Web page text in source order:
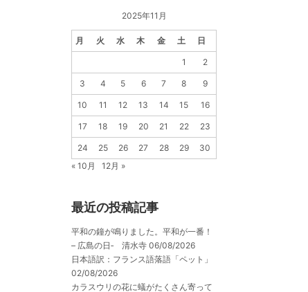
2025年11月
月 火 水 木 金 土 日
1 2
3 4 5 6 7 8 9
10 11 12 13 14 15 16
17 18 19 20 21 22 23
24 25 26 27 28 29
30
« 10月
12月 »
最近の投稿記事
平和の鐘が鳴りました。平和が一番！
– 広島の日‐ 清水寺 06/08/2026
日本語訳：フランス語落語「ペット」
02/08/2026
カラスウリの花に蟻がたくさん寄って